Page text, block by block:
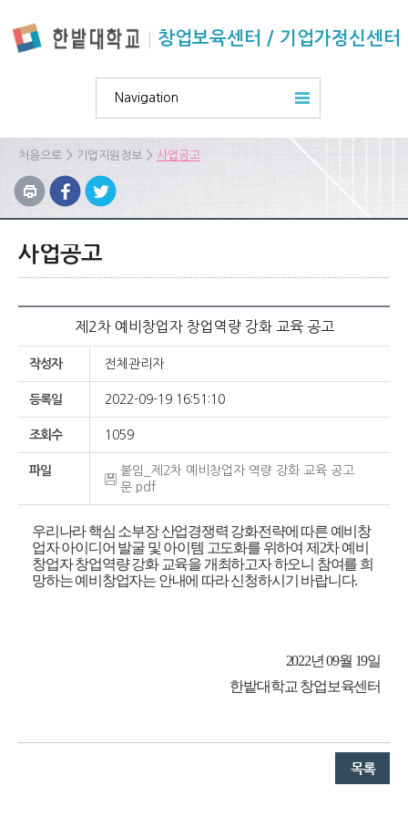
창업보육센터 / 기업가정신센터
Navigation
처음으로 > 기업지원정보 > 사업공고
사업공고
제2차 예비창업자 창업역량 강화 교육 공고
작성자 전체관리자
등록일 2022-09-19 16:51:10
조회수 1059
파일
붙임_제2차 예비창업자 역량 강화 교육 공고
문.pdf
우리나라 핵심 소부장 산업경쟁력 강화전략에 따른 예비창
업자 아이디어 발굴 및 아이템 고도화를 위하여 제2차 예비
창업자 창업역량 강화 교육을 개최하고자 하오니 참여를 희
망하는 예비창업자는 안내에 따라 신청하시기 바랍니다.
2022년09월 19일
한밭대학교 창업보육센터